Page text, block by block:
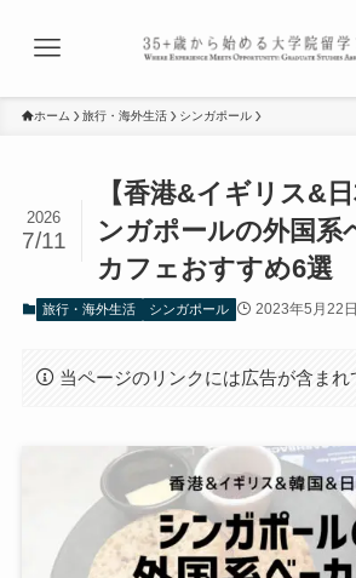
ホーム 旅行・海外生活 シンガポール
【香港&イギリス&
ンガポールの外国系
カフェおすすめ6選
2026
7/11
旅行・海外生活 シンガポール 2023年5月22日
当ページのリンクには広告が含まれ